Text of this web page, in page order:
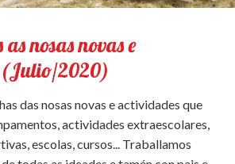
as nosas novas e
2020)
das nosas novas e actividades que
actividades extraescolares,
escolas, cursos... Traballamos